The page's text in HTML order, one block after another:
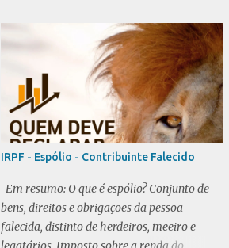
IRPF - Espólio - Contribuinte Falecido
Em resumo: O que é espólio? Conjunto de
bens, direitos e obrigações da pessoa
falecida, distinto de herdeiros, meeiro e